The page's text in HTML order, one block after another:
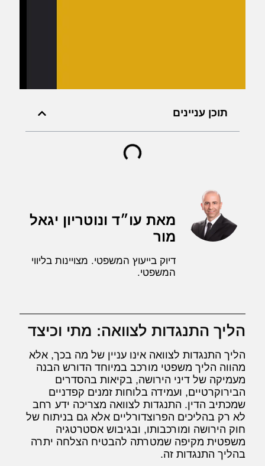
תוכן עניינים
מאת עו״ד ונוטריון יגאל
מור
דיוק בייעוץ המשפטי. מצויינות בליווי
המשפטי.
הליך התנגדות לצוואה: מתי וכיצד
הליך התנגדות לצוואה אינו עניין של מה בכך, אלא
מהווה הליך משפטי מורכב במיוחד הדורש הבנה
מעמיקה של דיני הירושה, בקיאות בהסדרים
הבירוקרטיים, ועמידה בלוחות זמנים קפדניים
שמכתיב הדין. התנגדות לצוואה מצריכה ידע רחב
לא רק בהליכים הפרוצדורליים אלא גם בניתוח של
חוק הירושה ומורכבותו, ובגיבוש אסטרטגיה
משפטית מקיפה שמטרתה להבטיח הצלחה יתרה
בהליך התנגדות זה.